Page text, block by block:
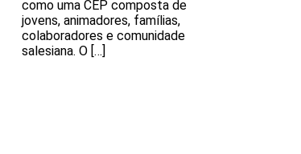
como uma CEP composta de
jovens, animadores, famílias,
colaboradores e comunidade
salesiana. O […]